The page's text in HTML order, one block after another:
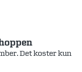
Det koster kun